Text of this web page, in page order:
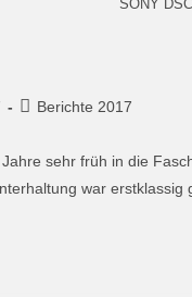
SONY DSC
Berichte 2017
sehr früh in die
war erstklassig